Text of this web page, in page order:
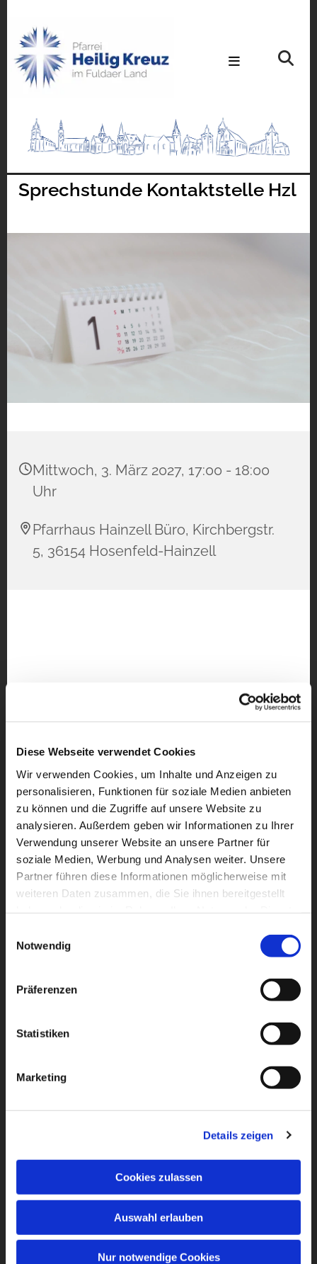
Diese Webseite verwendet Cookies
Wir verwenden Cookies, um Inhalte und Anzeigen zu
personalisieren, Funktionen für soziale Medien anbieten
zu können und die Zugriffe auf unsere Website zu
analysieren. Außerdem geben wir Informationen zu Ihrer
Verwendung unserer Website an unsere Partner für
soziale Medien, Werbung und Analysen weiter. Unsere
Partner führen diese Informationen möglicherweise mit
weiteren Daten zusammen, die Sie ihnen bereitgestellt
Notwendig
Präferenzen
Statistiken
Marketing
Details zeigen
Cookies zulassen
Auswahl erlauben
Nur notwendige Cookies
Sprechstunde Kontaktstelle Hzl
Mittwoch, 3. März 2027, 17:00 - 18:00
Uhr
Pfarrhaus Hainzell Büro, Kirchbergstr.
5, 36154 Hosenfeld-Hainzell
Dies könnte Sie auch